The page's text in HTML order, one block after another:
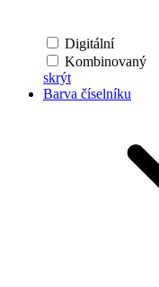
Digitální
Kombinovaný
skrýt
Barva číselníku